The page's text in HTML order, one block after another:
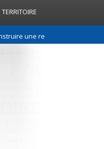
relation de confiance entre